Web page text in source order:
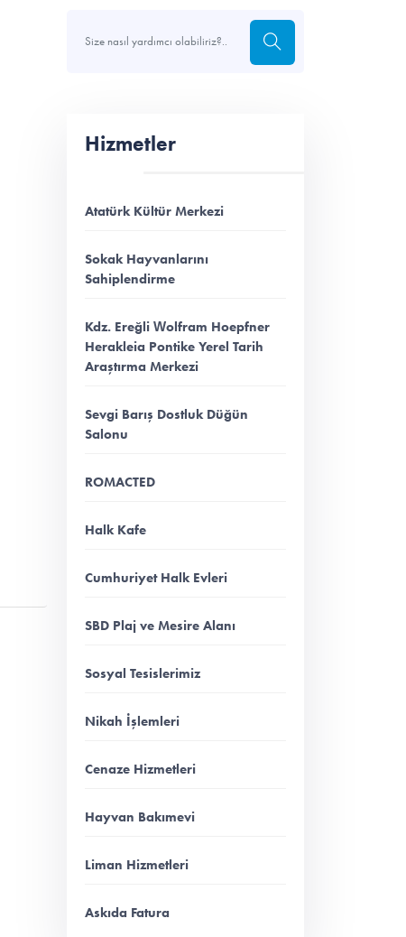
Hizmetler
Atatürk Kültür Merkezi
Sokak Hayvanlarını
Sahiplendirme
Kdz. Ereğli Wolfram Hoepfner
Herakleia Pontike Yerel Tarih
Araştırma Merkezi
Sevgi Barış Dostluk Düğün
Salonu
ROMACTED
Halk Kafe
Cumhuriyet Halk Evleri
SBD Plaj ve Mesire Alanı
Sosyal Tesislerimiz
Nikah İşlemleri
Cenaze Hizmetleri
Hayvan Bakımevi
Liman Hizmetleri
Askıda Fatura